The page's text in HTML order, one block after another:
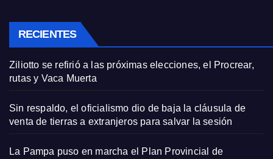
RECIENTES
Ziliotto se refirió a las próximas elecciones, el Procrear,
rutas y Vaca Muerta
Sin respaldo, el oficialismo dio de baja la cláusula de
venta de tierras a extranjeros para salvar la sesión
La Pampa puso en marcha el Plan Provincial de